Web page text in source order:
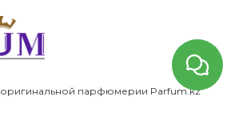
оригинальной парфюмерии Parfum.kz